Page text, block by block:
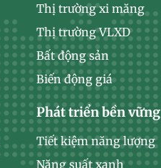
Thị trường xi măng
Thị trường VLXD
Bất động sản
Biến động giá
Phát triển bền vững
Tiết kiệm năng lượng
Năng suất xanh